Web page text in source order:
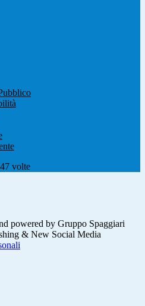
volte
powered by Gruppo Spaggiari
& New Social Media